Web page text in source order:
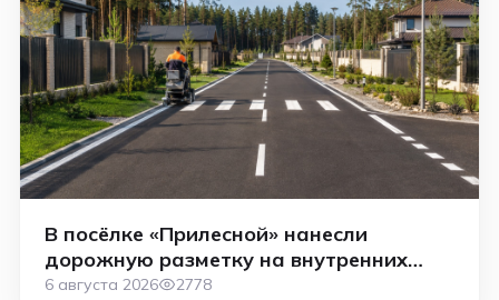
В посёлке «Прилесной» нанесли
дорожную разметку на внутренних
дорогах
6 августа 2026 2778